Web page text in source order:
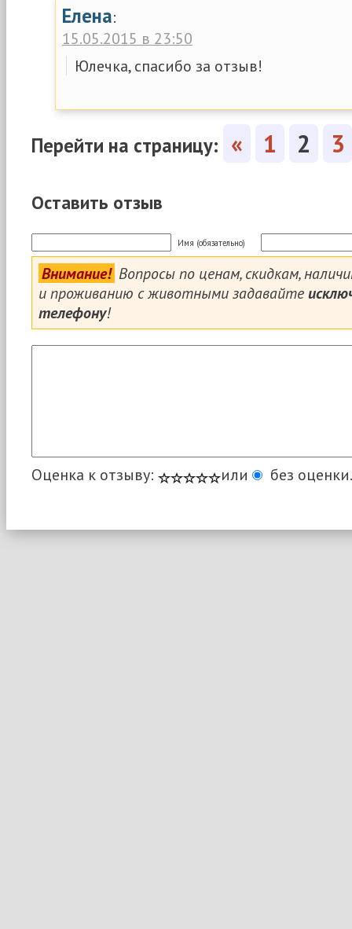
Елена:
15.05.2015 в 23:50
Юлечка, спасибо за отзыв!
Перейти на страницу: « 1 2 3
Оставить отзыв
Имя (обязательно)
Внимание! Вопросы по ценам, скидкам,
и проживанию с животными задавайте
телефону!
Оценка к отзыву: или без оценки.